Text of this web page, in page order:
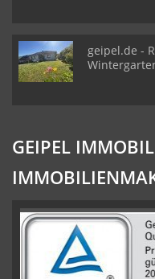
geipel.de -
GEIPEL